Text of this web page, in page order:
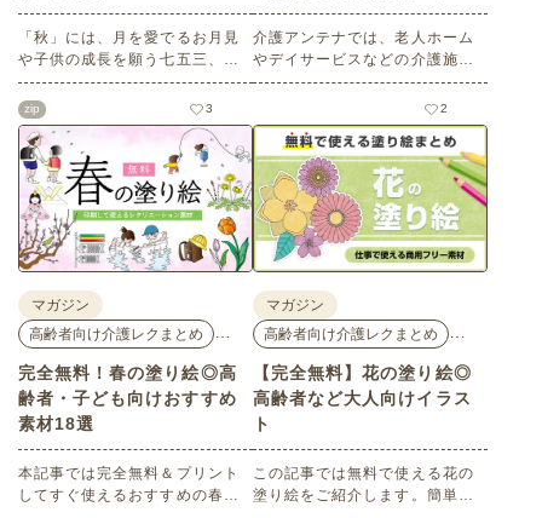
「秋」には、月を愛でるお月見
や子供の成長を願う七五三、深
まる秋を鑑賞する紅葉狩りな
ど、心を和ませるイベントがた
くさんあります。今回は介護ア
ンテナオリジナルの秋におすす
めの高齢者向け介護レク素材を
ご紹介します。窓越しに、色づ
く景色の変化を感じながら、楽
しんでみてはいかがでしょう
か。
zip 3
材
介護アンテナでは、老人ホーム
やデイサービスなどの介護施設
でご利用いただける高齢者向け
レク素材を多数ご用意していま
す。今回はそのなかから、「こ
どもの日」にちなんだ素材をピ
ックアップしてご紹介。会員の
方はすべて無料・無制限でご利
用いただけます。
2
マガジン
高齢者向け介護レクまとめ
…
完全無料！春の塗り絵◎高
齢者・子ども向けおすすめ
素材18選
本記事では完全無料＆プリント
してすぐ使えるおすすめの春向
マガジン
高齢者向け介護レクまとめ
…
【完全無料】花の塗り絵◎
高齢者など大人向けイラス
ト
この記事では無料で使える花の
塗り絵をご紹介します。簡単な